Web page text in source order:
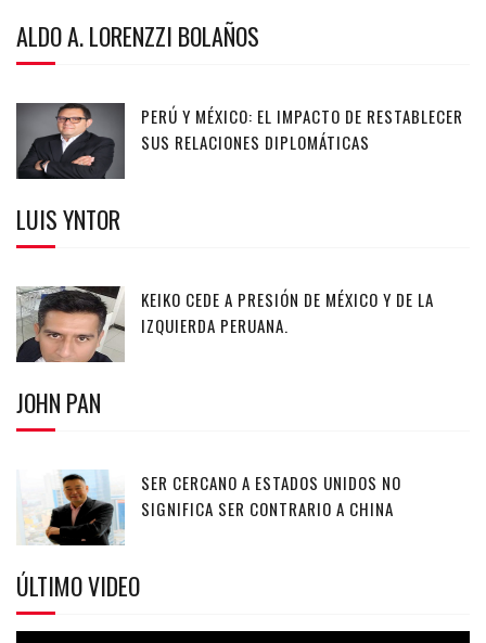
ALDO A. LORENZZI BOLAÑOS
PERÚ Y MÉXICO: EL IMPACTO DE RESTABLECER
SUS RELACIONES DIPLOMÁTICAS
LUIS YNTOR
KEIKO CEDE A PRESIÓN DE MÉXICO Y DE LA
IZQUIERDA PERUANA.
JOHN PAN
SER CERCANO A ESTADOS UNIDOS NO
SIGNIFICA SER CONTRARIO A CHINA
ÚLTIMO VIDEO